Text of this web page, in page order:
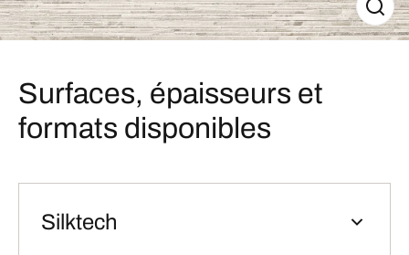
Surfaces, épaisseurs et
formats disponibles
Silktech